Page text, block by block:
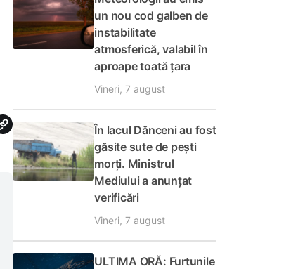
un nou cod galben de
instabilitate
atmosferică, valabil în
aproape toată țara
Vineri, 7 august
În lacul Dănceni au fost
găsite sute de pești
morți. Ministrul
Mediului a anunțat
verificări
Vineri, 7 august
ULTIMA ORĂ: Furtunile